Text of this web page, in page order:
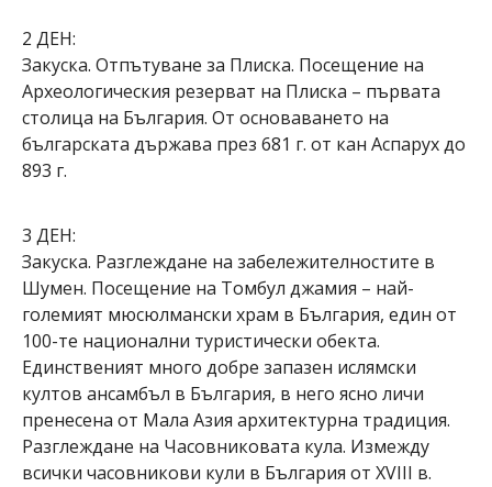
2 ДЕН:
Закуска. Отпътуване за Плиска. Посещение на
Археологическия резерват на Плиска – първата
столица на България. От основаването на
българската държава през 681 г. от кан Аспарух до
893 г.
3 ДЕН:
Закуска. Разглеждане на забележителностите в
Шумен. Посещение на Томбул джамия – най-
големият мюсюлмански храм в България, един от
100-те национални туристически обекта.
Единственият много добре запазен ислямски
култов ансамбъл в България, в него ясно личи
пренесена от Мала Азия архитектурна традиция.
Разглеждане на Часовниковата кула. Измежду
всички часовникови кули в България от XVIII в.